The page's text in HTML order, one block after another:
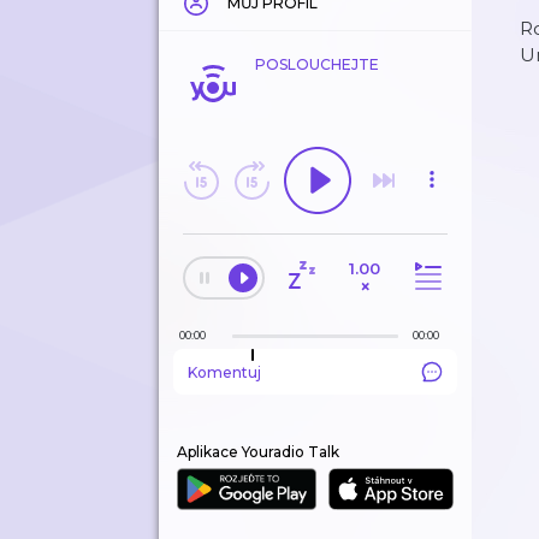
POSLOUCHEJTE
1.00
×
00:00 00:00
Komentuj
Aplikace Youradio Talk